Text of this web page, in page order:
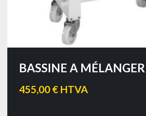
BASSINE A MÉLANGER
455,00 € HTVA